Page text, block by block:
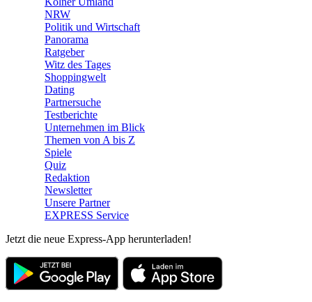
NRW
Politik und Wirtschaft
Panorama
Ratgeber
Witz des Tages
Shoppingwelt
Dating
Partnersuche
Testberichte
Unternehmen im Blick
Themen von A bis Z
Spiele
Quiz
Redaktion
Newsletter
Unsere Partner
EXPRESS Service
Jetzt die neue Express-App herunterladen!